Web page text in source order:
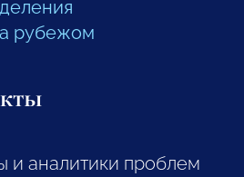
рубежом
и аналитики проблем